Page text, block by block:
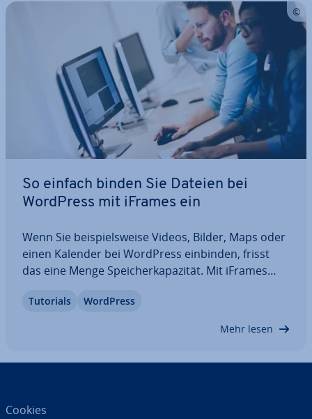
So einfach binden Sie Dateien bei
WordPress mit iFrames ein
Wenn Sie bei­spiels­wei­se Videos, Bilder, Maps oder
einen Kalender bei WordPress einbinden, frisst
das eine Menge Spei­cher­ka­pa­zi­tät. Mit iFrames
Websites ein, ohne dafür Ihre Me­di­en­bi­blio­thek zu
Tutorials WordPress
Mehr lesen
Cookies